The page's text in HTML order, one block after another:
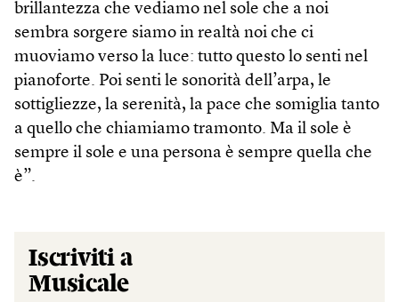
brillantezza che vediamo nel sole che a noi
sembra sorgere siamo in realtà noi che ci
muoviamo verso la luce: tutto questo lo senti nel
pianoforte. Poi senti le sonorità dell’arpa, le
sottigliezze, la serenità, la pace che somiglia tanto
a quello che chiamiamo tramonto. Ma il sole è
sempre il sole e una persona è sempre quella che
è”.
Iscriviti a
Musicale